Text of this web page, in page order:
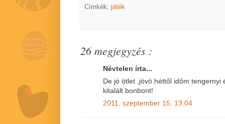
Címkék: játék
26 megjegyzés :
Névtelen írta...
De jó ötlet ,jövö héttől időm tengernyi
kitalált bonbont!
2011. szeptember 15. 13:04